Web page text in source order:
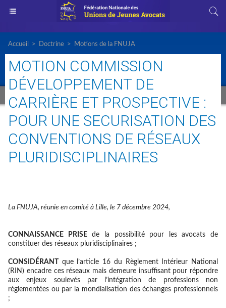
Accueil > Doctrine > Motions de la FNUJA
MOTION COMMISSION
DÉVELOPPEMENT DE
CARRIÈRE ET PROSPECTIVE :
POUR UNE SECURISATION DES
CONVENTIONS DE RÉSEAUX
PLURIDISCIPLINAIRES
La FNUJA, réunie en comité à Lille, le 7 décembre 2024,
CONNAISSANCE PRISEde la possibilité pour les avocats de
constituer des réseaux pluridisciplinaires ;
CONSIDÉRANT
que l’article 16 du Règlement Intérieur National
(RIN) encadre ces réseaux mais demeure insuffisant pour répondre
aux enjeux soulevés par l’intégration de professions non
réglementées ou par la mondialisation des échanges professionnels
;